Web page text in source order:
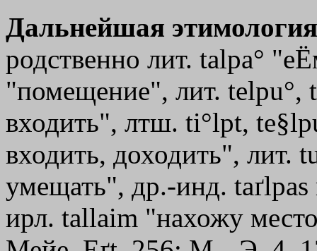
Дальнейшая
родственно лит. talpa°
"помещение", лит.
входить", лтш. ti°lpt,
входить, доходить", лит.
умещать", др.-инд.
ирл. tallaim "нахожу